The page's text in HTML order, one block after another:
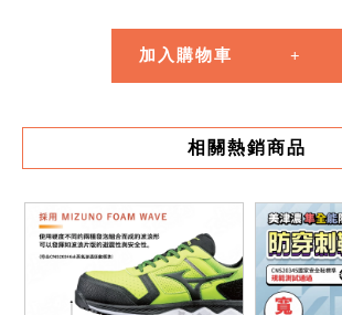
加入購物車
相關熱銷商品